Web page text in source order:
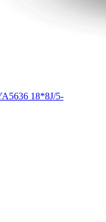
18*8J/5-